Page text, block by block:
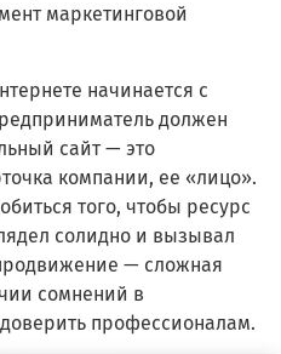
маркетинговой
начинается с
должен
сайт — это
компании, ее «лицо».
того, чтобы ресурс
солидно и вызывал
— сложная
сомнений в
профессионалам.